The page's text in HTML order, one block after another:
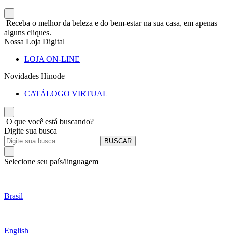
Receba o melhor da beleza e do bem-estar na sua casa, em apenas
alguns cliques.
Nossa Loja Digital
LOJA ON-LINE
Novidades Hinode
CATÁLOGO VIRTUAL
O que você está buscando?
Digite sua busca
BUSCAR
Selecione seu país/linguagem
Brasil
English